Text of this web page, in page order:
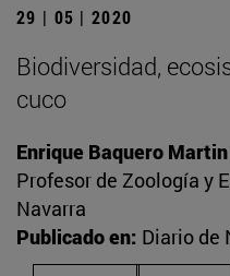
29 | 05 | 2020
Biodiversidad,
cuco
Enrique Baquero Martin
Profesor de Zoología y
Navarra
Publicado en: Diario de